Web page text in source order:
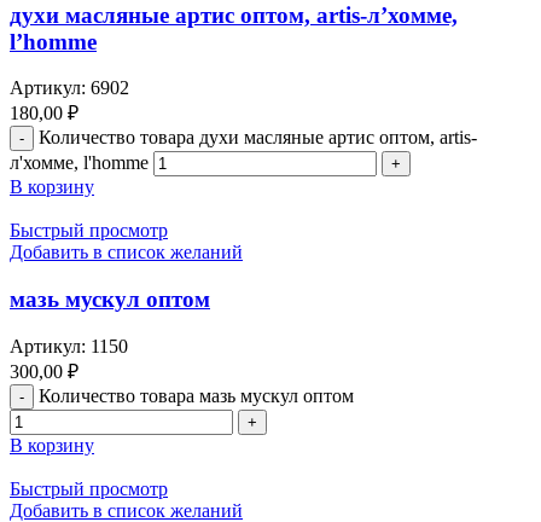
духи масляные артис оптом, artis-л’хомме,
l’homme
Артикул: 6902
180,00 ₽
Количество товара духи масляные артис оптом, artis-
л'хомме, l'homme
В корзину
Быстрый просмотр
Добавить в список желаний
мазь мускул оптом
Артикул: 1150
300,00 ₽
Количество товара мазь мускул оптом
В корзину
Быстрый просмотр
Добавить в список желаний